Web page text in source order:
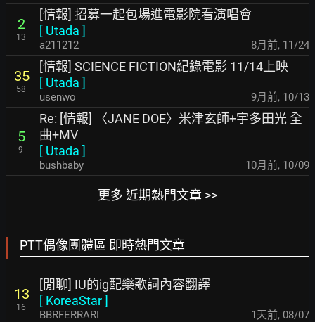
2
13
[情報] 招募一起包場進電影院看演唱會
[ Utada ]
a211212 8月前, 11/24
35
58
[情報] SCIENCE FICTION紀錄電影 11/14上映
[ Utada ]
usenwo 9月前, 10/13
5
9
Re: [情報] 〈JANE DOE〉米津玄師+宇多田光 全
曲+MV
[ Utada ]
bushbaby 10月前, 10/09
更多 近期熱門文章 >>
PTT偶像團體區 即時熱門文章
13
16
[閒聊] IU的ig配樂歌詞內容翻譯
[ KoreaStar]
BBRFERRARI 1天前, 08/07